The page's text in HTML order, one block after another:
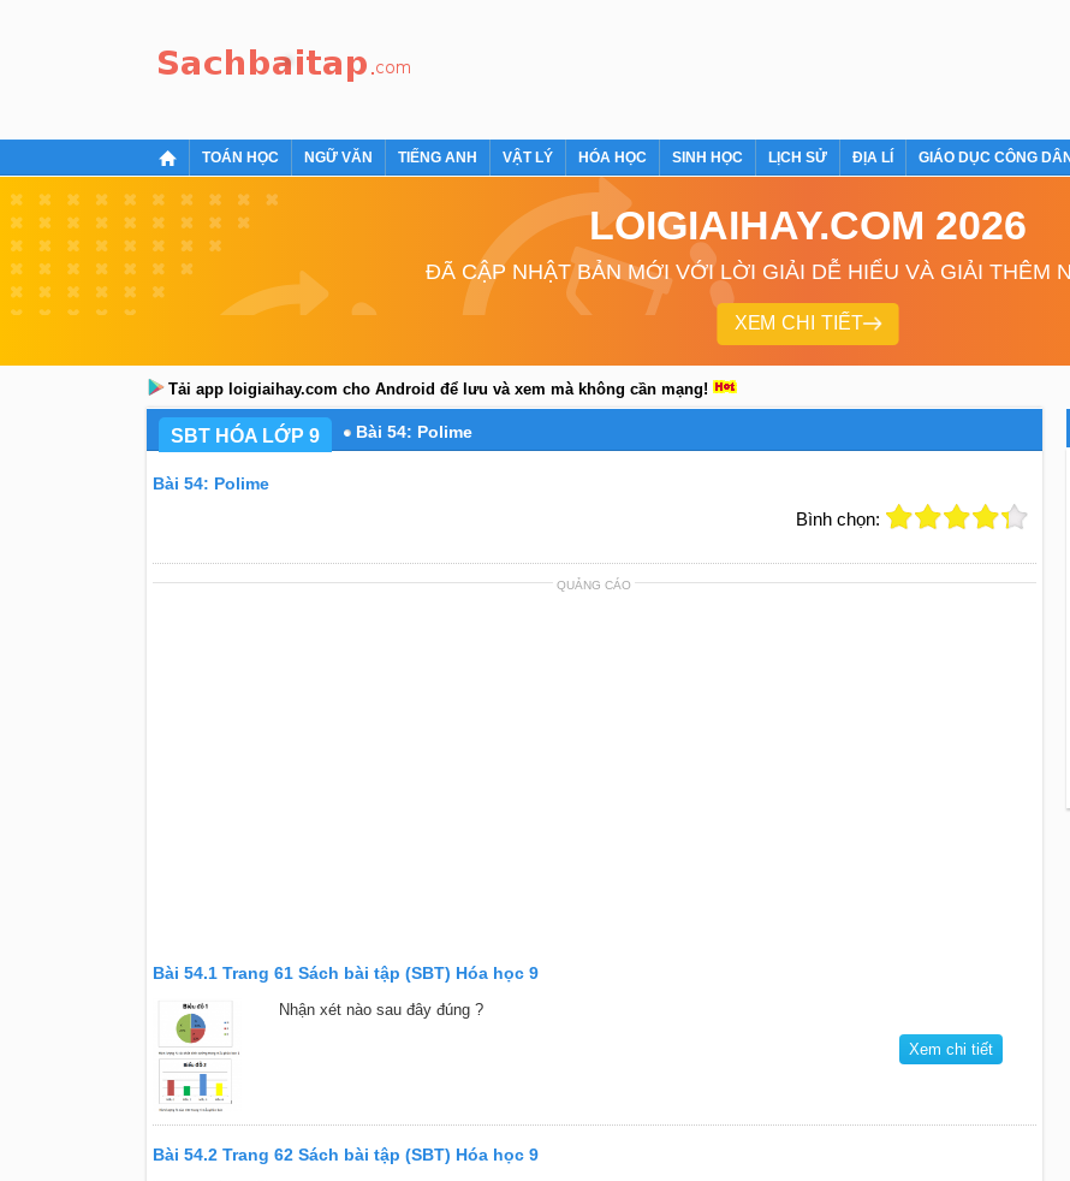
TOÁN HỌC NGỮ VĂN TIẾNG ANH VẬT LÝ HÓA HỌC SINH HỌC LỊCH SỬ ĐỊA LÍ GIÁO DỤC CÔNG DÂN
LOIGIAIHAY.COM 2026
ĐÃ CẬP NHẬT BẢN MỚI VỚI LỜI GIẢI DỄ HIỂU VÀ GIẢI THÊM
XEM CHI TIẾT
Tải app loigiaihay.com cho Android để lưu và xem mà không cần mạng!
SBT HÓA LỚP 9 Bài 54: Polime
Bài 54: Polime
Bình chọn:
QUẢNG CÁO
Bài 54.1 Trang 61 Sách bài tập (SBT) Hóa học 9
Nhận xét nào sau đây đúng ?
Xem chi tiết
Bài 54.2 Trang 62 Sách bài tập (SBT) Hóa học 9